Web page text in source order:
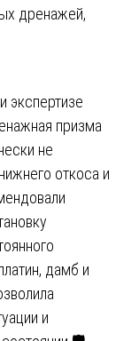
дренажей,
экспертизе
призма
не
откоса и
дамб и
и